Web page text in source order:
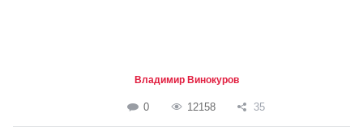
Владимир Винокуров
0 12158 35